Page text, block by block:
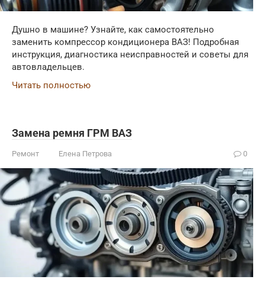
Душно в машине? Узнайте, как самостоятельно
заменить компрессор кондиционера ВАЗ! Подробная
инструкция, диагностика неисправностей и советы для
автовладельцев.
Читать полностью
Замена ремня ГРМ ВАЗ
Ремонт Елена Петрова 0